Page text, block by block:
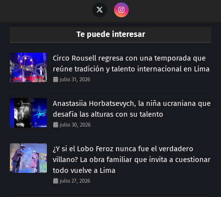
Te puede interesar
Circo Rousell regresa con una temporada que
reúne tradición y talento internacional en Lima
julio 31, 2026
Anastasiia Horbatsevych, la niña ucraniana que
desafía las alturas con su talento
julio 30, 2026
¿Y si el Lobo Feroz nunca fue el verdadero
villano? La obra familiar que invita a cuestionar
todo vuelve a Lima
julio 27, 2026